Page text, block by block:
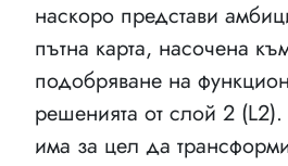
наскоро представи
пътна карта, насочена
подобряване на
решенията от слой 2 (L2).
има за цел да